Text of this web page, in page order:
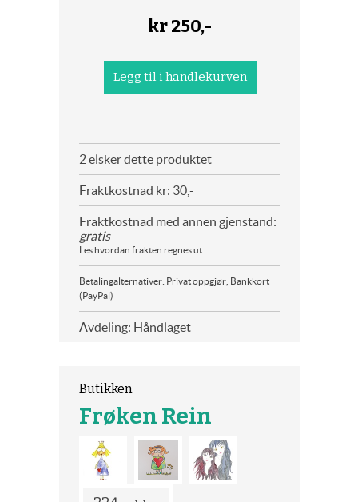
kr250,-
2 elsker dette produktet
Fraktkostnad kr: 30,-
Fraktkostnad med annen gjenstand:
gratis
Les hvordan frakten regnes ut
Betalingalternativer: Privat oppgjør, Bankkort
(PayPal)
Avdeling: Håndlaget
Butikken
Frøken Rein